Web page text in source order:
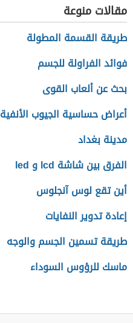
مقالات منوعة
طريقة القسمة المطولة
فوائد الفراولة للجسم
بحث عن ألعاب القوى
أعراض حساسية الجيوب الأنفية
مدينة بغداد
الفرق بين شاشة lcd و led
أين تقع لوس آنجلوس
إعادة تدوير النفايات
طريقة تسمين الجسم والوجه
ماسك للرؤوس السوداء